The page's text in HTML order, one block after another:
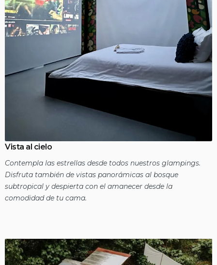
Vista al cielo
Contempla las estrellas desde todos nuestros glampings.
Disfruta también de vistas panorámicas al bosque
subtropical y despierta con el amanecer desde la
comodidad de tu cama.